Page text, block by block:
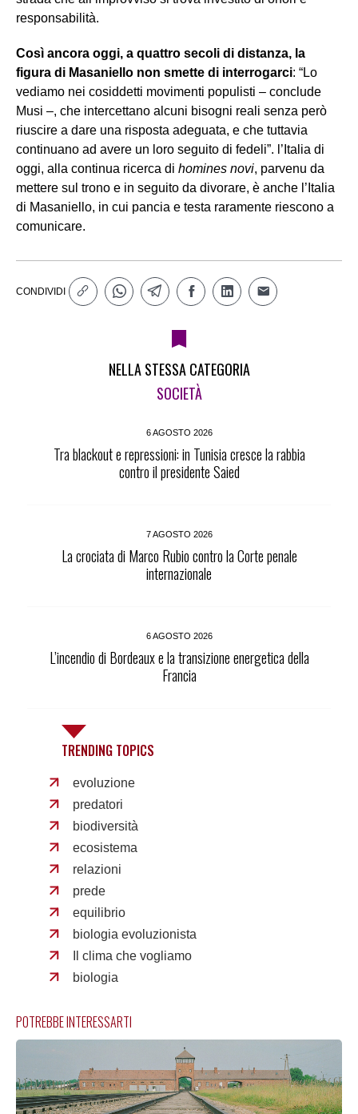
responsabilità.
Così ancora oggi, a quattro secoli di distanza, la
figura di Masaniello non smette di interrogarci: “Lo
vediamo nei cosiddetti movimenti populisti – conclude
Musi –, che intercettano alcuni bisogni reali senza però
riuscire a dare una risposta adeguata, e che tuttavia
continuano ad avere un loro seguito di fedeli”. l’Italia di
oggi, alla continua ricerca di homines novi, parvenu da
mettere sul trono e in seguito da divorare, è anche l’Italia
di Masaniello, in cui pancia e testa raramente riescono a
comunicare.
CONDIVIDI
NELLA STESSA CATEGORIA
SOCIETÀ
6 AGOSTO 2026
Tra blackout e repressioni: in Tunisia cresce la rabbia
contro il presidente Saied
7 AGOSTO 2026
La crociata di Marco Rubio contro la Corte penale
internazionale
6 AGOSTO 2026
L’incendio di Bordeaux e la transizione energetica della
Francia
TRENDING TOPICS
evoluzione
predatori
biodiversità
ecosistema
relazioni
prede
equilibrio
biologia evoluzionista
Il clima che vogliamo
biologia
POTREBBE INTERESSARTI